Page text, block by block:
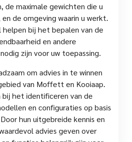
de maximale gewichten die u
de omgeving waarin u werkt.
helpen bij het bepalen van de
en andere
zijn voor uw toepassing.
om advies in te winnen
van Moffett en Kooiaap.
bij het identificeren van de
en configuraties op basis
hun uitgebreide kennis en
advies geven over